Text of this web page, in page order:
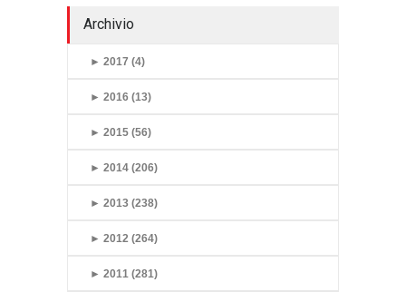
Archivio
► 2017 (4)
► 2016 (13)
► 2015 (56)
► 2014 (206)
► 2013 (238)
► 2012 (264)
► 2011 (281)